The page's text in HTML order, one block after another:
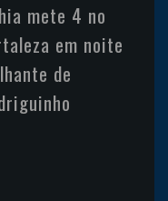
mete 4 no
em noite
de